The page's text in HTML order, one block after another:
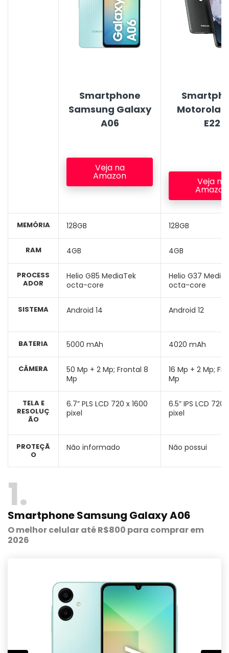
MEMÓRIA
RAM
PROCESS
ADOR
SISTEMA
BATERIA
CÂMERA
TELA E
RESOLUÇ
ÃO
PROTEÇÃ
O
Smartphone
Samsung Galaxy
A06
Veja na
Amazon
128GB
4GB
Helio G85 MediaTek
octa-core
Android 14
5000 mAh
50 Mp + 2 Mp; Frontal 8
Mp
6.7” PLS LCD 720 x 1600
pixel
Não informado
Motorola
E22
Veja na
Amazon
128GB
4GB
Helio G37
octa-core
Android 12
4020 mAh
16 Mp + 2 Mp;
Mp
6.5” IPS LCD 720
pixel
Não possui
1
Smartphone Samsung Galaxy A06
O melhor celular até R$800 para comprar em
2026